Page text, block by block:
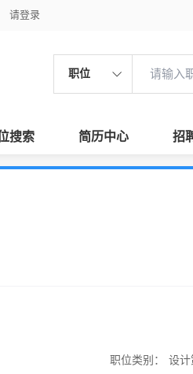
请登录
职位
搜索 简历中心 招
职位类别：
设计